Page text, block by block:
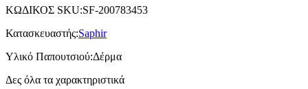
ΚΩΔΙΚΟΣ SKU:SF-200783453
Κατασκευαστής:Saphir
Υλικό Παπουτσιού:Δέρμα
Δες όλα τα χαρακτηριστικά